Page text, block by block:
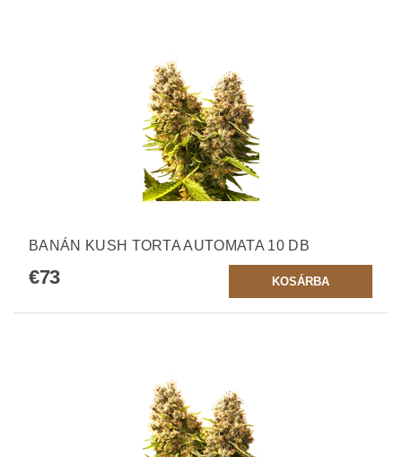
BANÁN KUSH TORTA AUTOMATA 10 DB
€73